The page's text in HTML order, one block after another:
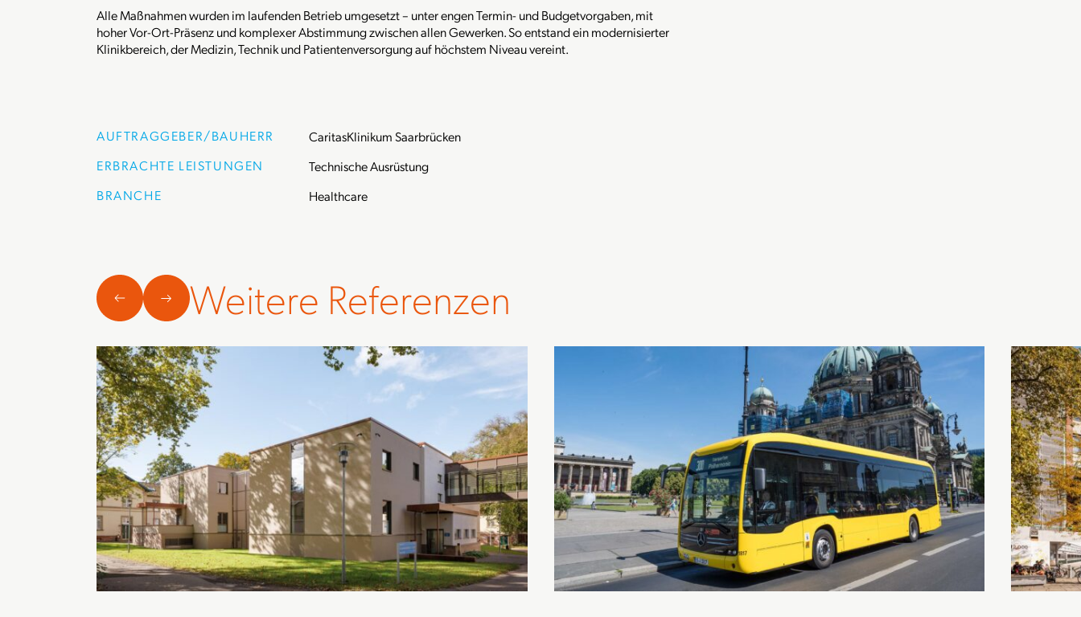
Alle Maßnahmen wurden im laufenden Betrieb umgesetzt – unter engen Termin- und Budgetvorgaben, mit
hoher Vor-Ort-Präsenz und komplexer Abstimmung zwischen allen Gewerken. So entstand ein modernisierter
Klinikbereich, der Medizin, Technik und Patientenversorgung auf höchstem Niveau vereint.
AUFTRAGGEBER/BAUHERR
CaritasKlinikum Saarbrücken
ERBRACHTE LEISTUNGEN
Technische Ausrüstung
BRANCHE
Healthcare
Weitere Referenzen